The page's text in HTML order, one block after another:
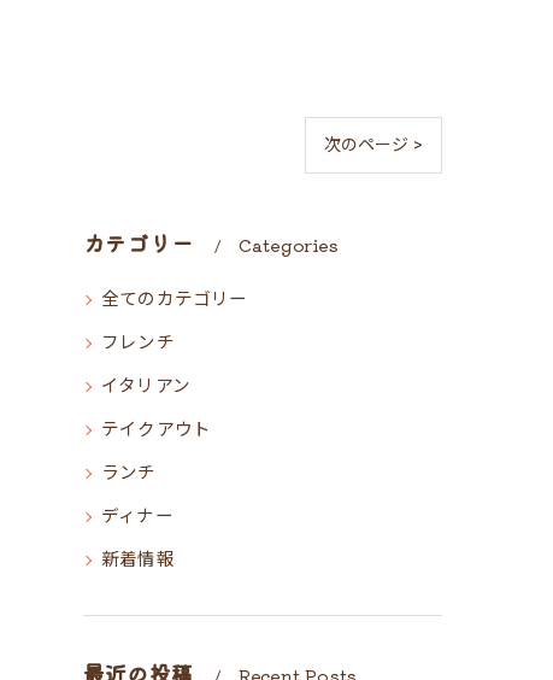
次のページ >
カテゴリー Categories
全てのカテゴリー
フレンチ
イタリアン
テイクアウト
ランチ
ディナー
新着情報
最近の投稿 Recent Posts